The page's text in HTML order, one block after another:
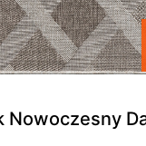
Nowoczesny